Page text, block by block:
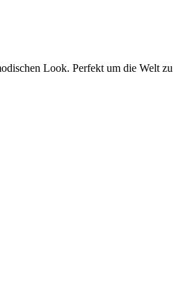
Look. Perfekt um die Welt zu